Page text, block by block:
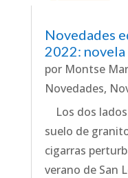
Novedades
2022:
por Montse
Novedades,
Los dos
suelo de
cigarras
verano de San